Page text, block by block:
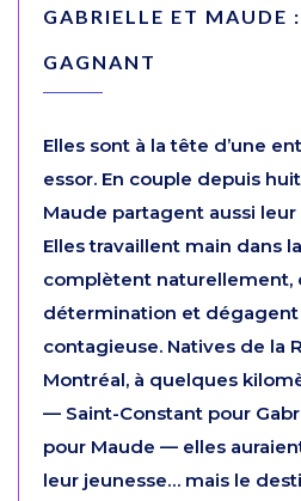
GABRIELLE ET MAUDE
GAGNANT
Elles sont à la tête d’une
essor. En couple depuis
Maude partagent aussi
Elles travaillent main dans
complètent naturellement,
détermination et
contagieuse. Natives de la
Montréal, à quelques
— Saint-Constant pour
pour Maude — elles
leur jeunesse… mais le